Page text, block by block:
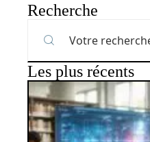
Recherche
Les plus récents